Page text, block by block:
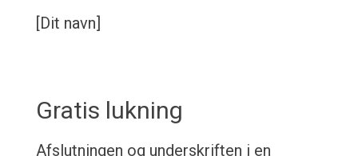
[Dit navn]
Gratis lukning
Afslutningen og underskriften i en